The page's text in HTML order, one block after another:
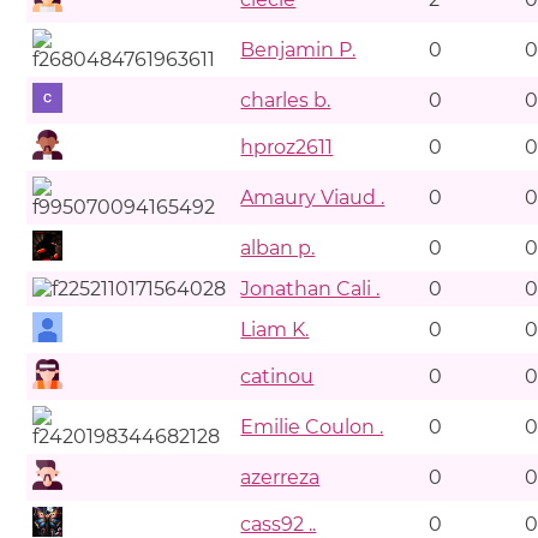
Benjamin P. 0
charles b. 0
hproz2611 0
Amaury Viaud . 0
alban p. 0
Jonathan Cali .
0
Liam K.
0
catinou 0
Emilie Coulon . 0
azerreza 0
cass92 .. 0